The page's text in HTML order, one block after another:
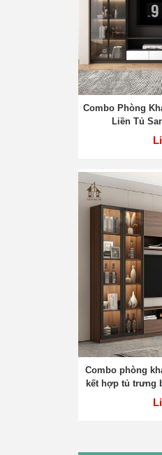
Combo Phòng
Liền Tủ
Combo phòng
kết hợp tủ trưng